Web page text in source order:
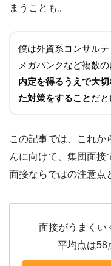
まうことも。
僕は外資系コンサル
メガバンクなど複数
内定を得るうえで大
た対策をすることだと
この記事では、これか
んに向けて、集団面接
面接ならではの注意点
面接がうまくい
平均点は58